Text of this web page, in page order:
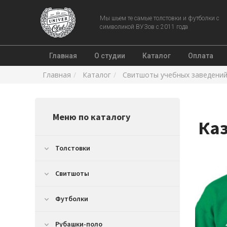
Мы шьем те самые толстовки и футболки с
символикой ВУЗов с 2011 года
Главная О студии Каталог Оплата
Главная Каталог Свитшоты учебных заведений
Меню по каталогу
Толстовки
Свитшоты
Футболки
Рубашки-поло